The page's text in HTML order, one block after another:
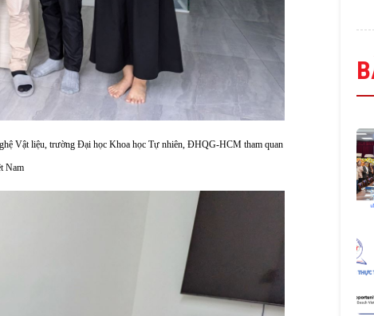
Vật liệu, trường Đại học Khoa học Tự nhiên, ĐHQG-HCM tham quan
Nam